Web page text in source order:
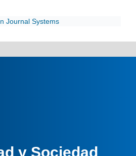
Journal Systems
y Sociedad